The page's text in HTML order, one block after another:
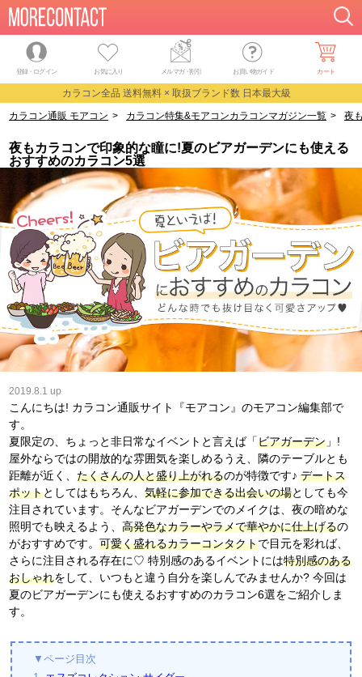
登録・ログイン お気に入り メルマガ・割引 お買い物ガイド カート
カラコン全品 送料無料 × 取扱ブランド数 日本最大級
カラコン通販 モアコン > カラコン特集&モアコンカラコンマガジン一覧 > 夜
夜もカラコンで印象的な瞳に!夏のビアガーデンにも使える
おすすめのカラコン5選
2019.8.1 up
こんにちは! カラコン通販サイト『モアコン』のモアコン編集部で
す。
夏限定の、ちょっと非日常なイベントと言えば「ビアガーデン 」!
屋外ならではの開放的な雰囲気を楽しめるうえ、隣のテーブルとも
距離が近く、たくさんの人と盛り上がれるのが特徴です♪デートス
ポットとしてはもちろん、気軽に参加できる出会いの場としても今
注目されています。そんなビアガーデンでのメイクは、夜の暗めな
照明でも映えるよう、高発色なカラーやラメで華やかに仕上げるの
がおすすめです。可愛く盛れるカラーコンタクトで目元を彩れば、
さらに注目される存在に♡ 特別感のあるイベントには特別感のある
おしゃれをして、いつもと違う自分を楽しんでみませんか? 今回は
夏のビアガーデンにも使えるおすすめのカラコン6選をご紹介しま
す。
▼ページ目次